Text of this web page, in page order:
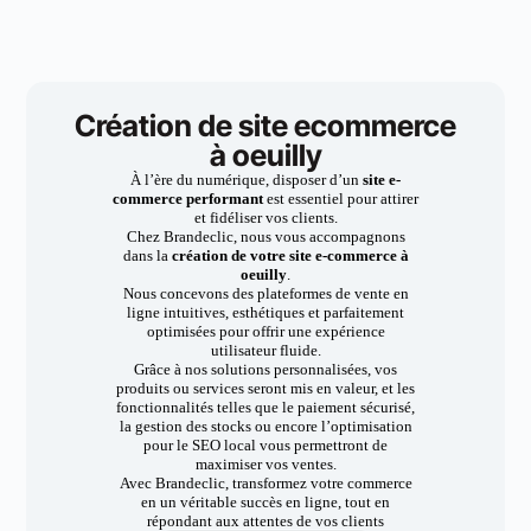
Création de site ecommerce
à oeuilly
À l’ère du numérique, disposer d’un site e-
commerce performantest essentiel pour attirer
et fidéliser vos clients.
Chez Brandeclic, nous vous accompagnons
dans la création de votre site e-commerce à
oeuilly.
Nous concevons des plateformes de vente en
ligne intuitives, esthétiques et parfaitement
optimisées pour offrir une expérience
utilisateur fluide.
Grâce à nos solutions personnalisées, vos
produits ou services seront mis en valeur, et les
fonctionnalités telles que le paiement sécurisé,
la gestion des stocks ou encore l’optimisation
pour le SEO local vous permettront de
maximiser vos ventes.
Avec Brandeclic, transformez votre commerce
en un véritable succès en ligne, tout en
répondant aux attentes de vos clients